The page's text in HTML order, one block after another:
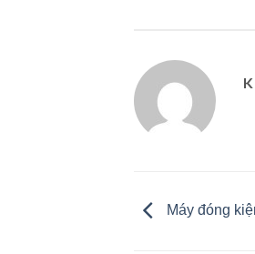
Máy đóng